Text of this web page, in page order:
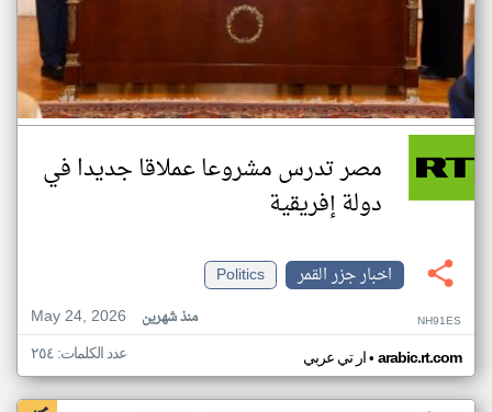
مصر تدرس مشروعا عملاقا جديدا في
دولة إفريقية
اخبار جزر القمر
Politics
May 24, 2026
منذ شهرين NH91ES
ار تي عربي• arabic.rt.com عدد الكلمات: ٢٥٤